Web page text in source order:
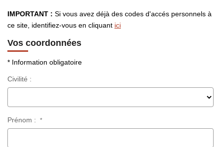
Nos Agences
Contact
IMPORTANT : Si vous avez déjà des codes d'accés personnels à
ce site, identifiez-vous en cliquant ici
Vos coordonnées
* Information obligatoire
Civilité :
Prénom : *